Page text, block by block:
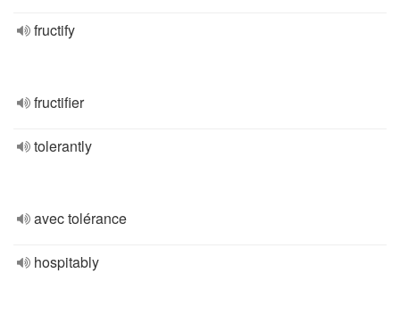
fructify
fructifier
tolerantly
avec tolérance
hospitably